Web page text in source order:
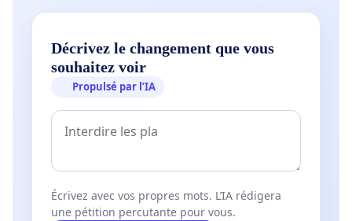
Décrivez le changement que vous
souhaitez voir
Propulsé par l’IA
Écrivez avec vos propres mots. L’IA rédigera
une pétition percutante pour vous.